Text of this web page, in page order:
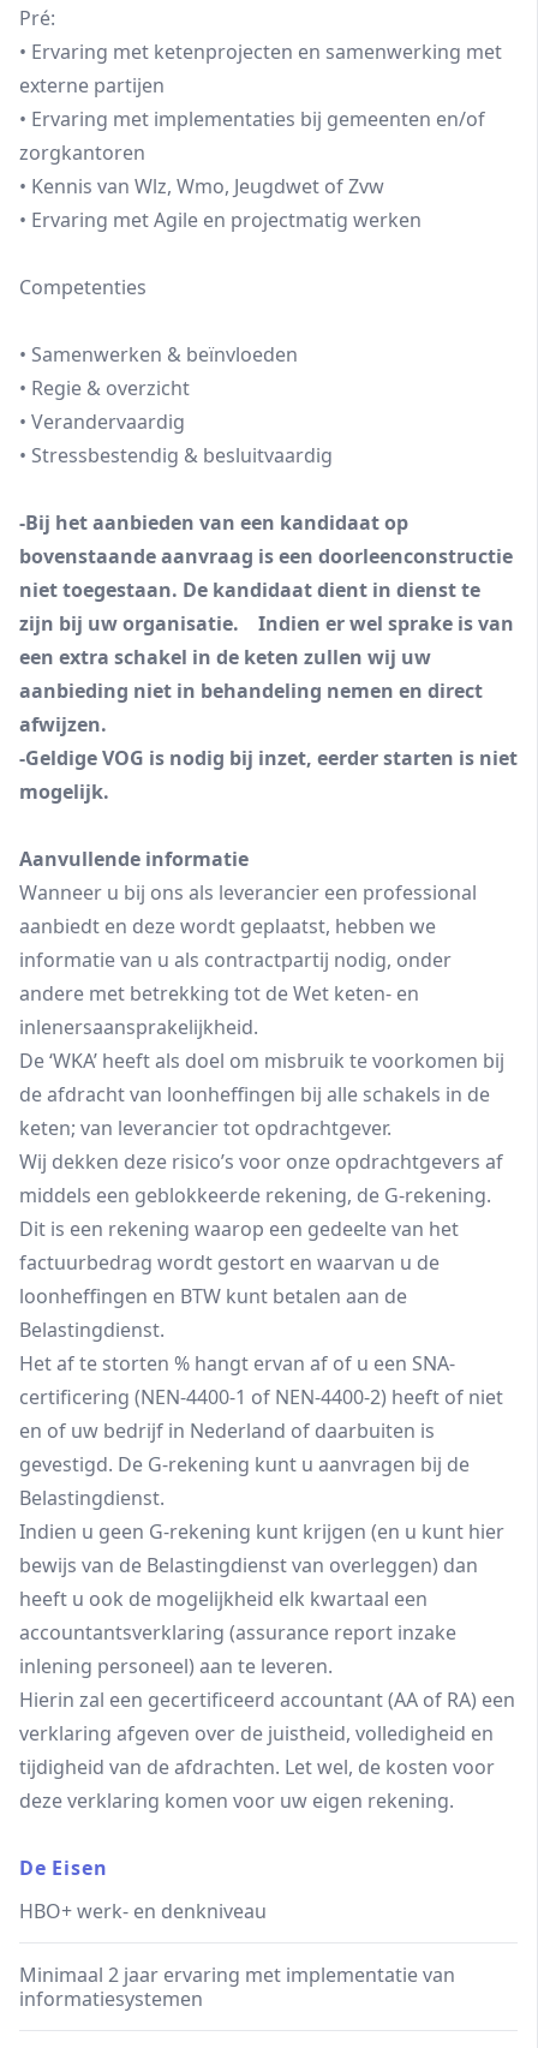
Pré:
• Ervaring met ketenprojecten en samenwerking met
externe partijen
• Ervaring met implementaties bij gemeenten en/of
zorgkantoren
• Kennis van Wlz, Wmo, Jeugdwet of Zvw
• Ervaring met Agile en projectmatig werken
Competenties
• Samenwerken & beïnvloeden
• Regie & overzicht
• Verandervaardig
• Stressbestendig & besluitvaardig
-Bij het aanbieden van een kandidaat op
bovenstaande aanvraag is een doorleenconstructie
niet toegestaan. De kandidaat dient in dienst te
zijn bij uw organisatie. Indien er wel sprake is van
een extra schakel in de keten zullen wij uw
aanbieding niet in behandeling nemen en direct
afwijzen.
-Geldige VOG is nodig bij inzet, eerder starten is niet
mogelijk.
Aanvullende informatie
Wanneer u bij ons als leverancier een professional
aanbiedt en deze wordt geplaatst, hebben we
informatie van u als contractpartij nodig, onder
andere met betrekking tot de Wet keten- en
inlenersaansprakelijkheid.
De ‘WKA’ heeft als doel om misbruik te voorkomen bij
de afdracht van loonheffingen bij alle schakels in de
keten; van leverancier tot opdrachtgever.
Wij dekken deze risico’s voor onze opdrachtgevers af
middels een geblokkeerde rekening, de G-rekening.
Dit is een rekening waarop een gedeelte van het
factuurbedrag wordt gestort en waarvan u de
loonheffingen en BTW kunt betalen aan de
Belastingdienst.
Het af te storten % hangt ervan af of u een SNA-
certificering (NEN-4400-1 of NEN-4400-2) heeft of niet
en of uw bedrijf in Nederland of daarbuiten is
gevestigd. De G-rekening kunt u aanvragen bij de
Belastingdienst.
Indien u geen G-rekening kunt krijgen (en u kunt hier
bewijs van de Belastingdienst van overleggen) dan
heeft u ook de mogelijkheid elk kwartaal een
accountantsverklaring (assurance report inzake
inlening personeel) aan te leveren.
Hierin zal een gecertificeerd accountant (AA of RA) een
verklaring afgeven over de juistheid, volledigheid en
tijdigheid van de afdrachten. Let wel, de kosten voor
deze verklaring komen voor uw eigen rekening.
De Eisen
HBO+ werk- en denkniveau
Minimaal 2 jaar ervaring met implementatie van
informatiesystemen